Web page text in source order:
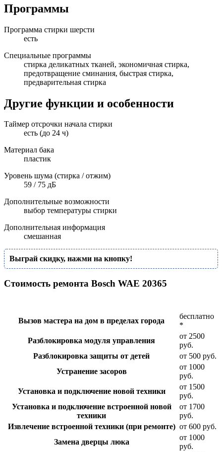
Программы
Программа стирки шерсти
есть
Специальные программы
стирка деликатных тканей, экономичная стирка,
предотвращение сминания, быстрая стирка,
предварительная стирка
Другие функции и особенности
Таймер отсрочки начала стирки
есть (до 24 ч)
Материал бака
пластик
Уровень шума (стирка / отжим)
59 / 75 дБ
Дополнительные возможности
выбор температуры стирки
Дополнительная информация
смешанная
Выграй скидку, нажми на кнопку!
Стоимость ремонта Bosch WAE 20365
Вызов мастера на дом в пределах города
бесплатно
*
Разблокировка модуля управления
от 2500
руб.
Разблокировка защиты от детей
от 500 руб.
Устранение засоров
от 1000
руб.
Установка и подключение новой техники
от 1500
руб.
Установка и подключение встроенной новой
техники
от 1700
руб.
Извлечение встроенной техники (при ремонте) от 600 руб.
Замена дверцы люка
от 1000
руб.